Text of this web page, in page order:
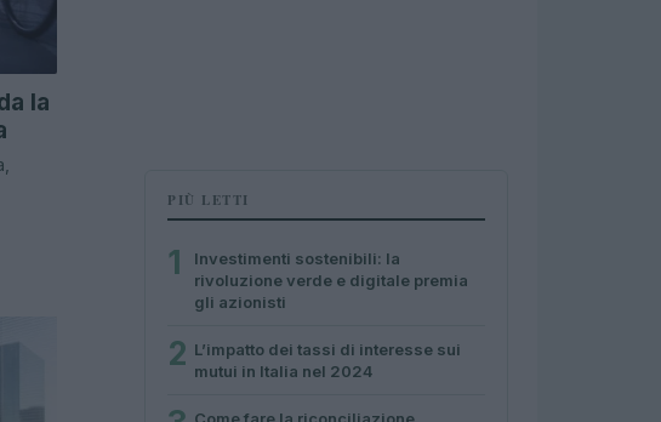
la
PIÙ LETTI
1
Investimenti sostenibili: la
rivoluzione verde e digitale premia
gli azionisti
2 L’impatto dei tassi di interesse sui
mutui in Italia nel 2024